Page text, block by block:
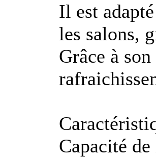
Il est
les salons,
Grâce à
Capacité